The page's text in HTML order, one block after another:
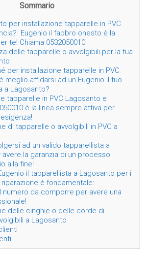
Sommario
per installazione tapparelle in PVC
Eugenio il fabbro onesto è la
te! Chiama 0532050010
delle tapparelle o avvolgibili per la tua
per installazione tapparelle in PVC
meglio affidarsi ad un Eugenio il tuo
a Lagosanto?
tapparelle in PVC Lagosanto e
è la linea sempre attiva per
di tapparelle o avvolgibili in PVC a
ad un valido tapparellista a
la garanzia di un processo
alla fine!
il tapparellista a Lagosanto per i
è fondamentale:
numero da comporre per avere una
delle cinghie o delle corde di
a Lagosanto